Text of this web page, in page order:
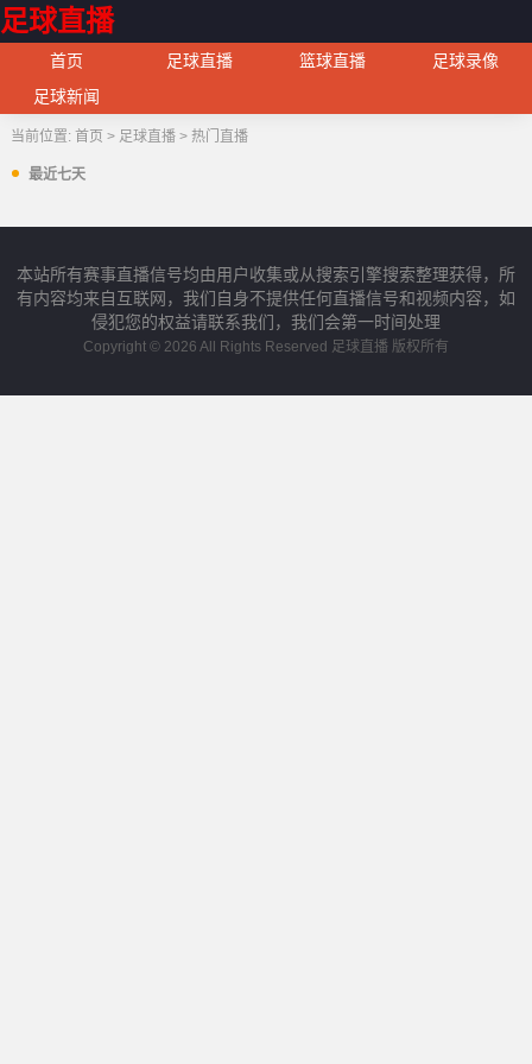
足球直播
首页 足球直播 篮球直播
足球录像
足球新闻
当前位置: 首页 > 足球直播> 热门直播
最近七天
本站所有赛事直播信号均由用户收集或从搜索引擎搜索整理获得，所
有内容均来自互联网，我们自身不提供任何直播信号和视频内容，如
侵犯您的权益请联系我们，我们会第一时间处理
Copyright © 2026 All Rights Reserved 足球直播 版权所有